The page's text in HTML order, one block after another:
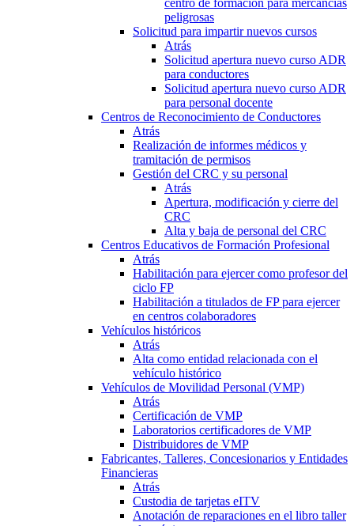
centro de formación para mercancías
peligrosas
Solicitud para impartir nuevos cursos
Atrás
Solicitud apertura nuevo curso ADR
para conductores
Solicitud apertura nuevo curso ADR
para personal docente
Centros de Reconocimiento de Conductores
Atrás
Realización de informes médicos y
tramitación de permisos
Gestión del CRC y su personal
Atrás
Apertura, modificación y cierre del
CRC
Alta y baja de personal del CRC
Centros Educativos de Formación Profesional
Atrás
Habilitación para ejercer como profesor del
ciclo FP
Habilitación a titulados de FP para ejercer
en centros colaboradores
Vehículos históricos
Atrás
Alta como entidad relacionada con el
vehículo histórico
Vehículos de Movilidad Personal (VMP)
Atrás
Certificación de VMP
Laboratorios certificadores de VMP
Distribuidores de VMP
Fabricantes, Talleres, Concesionarios y Entidades
Financieras
Atrás
Custodia de tarjetas eITV
Anotación de reparaciones en el libro taller